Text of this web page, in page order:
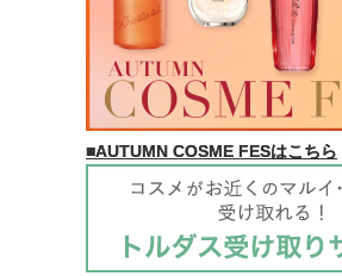
■AUTUMN COSME FESはこちら